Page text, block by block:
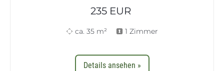
235 EUR
ca. 35 m² 1 Zimmer
Details ansehen »